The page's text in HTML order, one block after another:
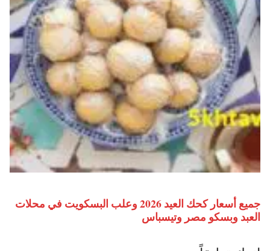
جميع أسعار كحك العيد 2026 وعلب البسكويت في محلات
العبد وبسكو مصر وتيسباس